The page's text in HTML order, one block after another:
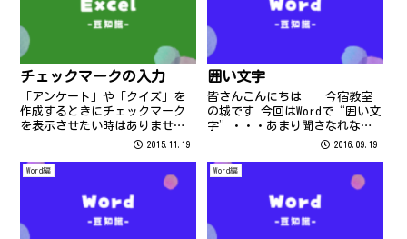
チェックマークの入力
「アンケート」や「クイズ」を
作成するときにチェックマーク
を表示させたい時はありません
2015.11.19
囲い文字
皆さんこんにちは 今宿教室
の城です 今回はWordで“囲い文
字”・・・あまり聞きなれない
機能かもしれないですが実はと
2016.09.19
Word編 Word編